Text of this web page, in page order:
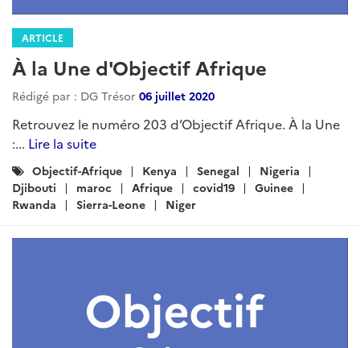
ARTICLE
À la Une d'Objectif Afrique
Rédigé par : DG Trésor 06 juillet 2020
Retrouvez le numéro 203 d’Objectif Afrique. À la Une
:... Lire la suite
Catégories
:
Objectif-Afrique Kenya Senegal
Nigeria
Djibouti
maroc Afrique covid19
Guinee
Rwanda
Sierra-Leone Niger